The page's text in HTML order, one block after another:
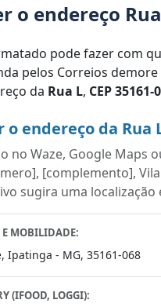
o endereço Rua
pode fazer com
pelos Correios
da Rua L, CEP 35161-
o endereço da Rua
no Waze, Google Maps
[complemento],
sugira uma localização
E MOBILIDADE:
Ipatinga - MG, 35161-068
(IFOOD, LOGGI):